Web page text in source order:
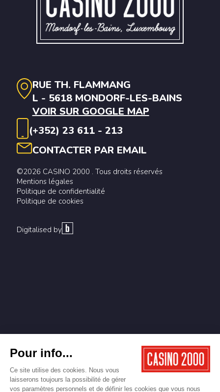
RUE TH. FLAMMANG
L - 5618 MONDORF-LES-BAINS
VOIR SUR GOOGLE MAP
(+352) 23 611 - 213
CONTACTER PAR EMAIL
©2026 CASINO 2000 . Tous droits réservés
Mentions légales
Politique de confidentialité
Politique de cookies
Digitalised by